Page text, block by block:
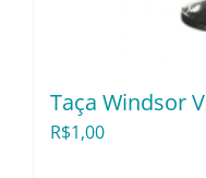
Taça Windsor
R$1,00